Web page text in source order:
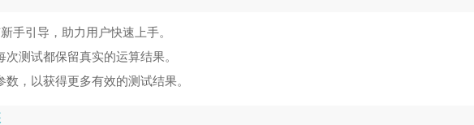
手引导，助力用户快速上手。
测试都保留真实的运算结果。
，以获得更多有效的测试结果。